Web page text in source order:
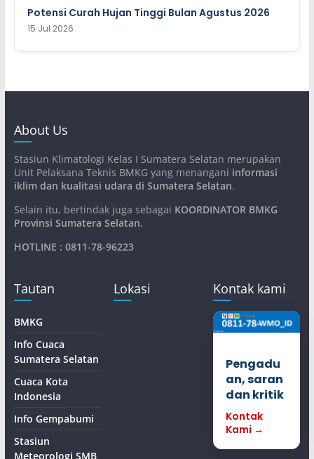
Potensi Curah Hujan Tinggi Bulan Agustus 2026
15 Jul 2026
About Us
Stasiun Klimatologi Kelas I Sumatera Selatan merupakan
Unit Pelaksana Teknis BMKG yang menangani informasi
iklim dan kualitasi udara di Sumatera Selatan.
Selain itu, bertindak juga sebagai KOORDINATOR BMKG
Provinsi Sumatera Selatan.
HOTLINE : 0811-78-96223
Tautan
BMKG
Info Cuaca
Sumatera Selatan
Cuaca Kota
Indonesia
Info Gempabumi
Stasiun
Meteorologi SMB
Lokasi Kontak kami
Pengadu
an, saran
dan kritik
Kontak
Kami →